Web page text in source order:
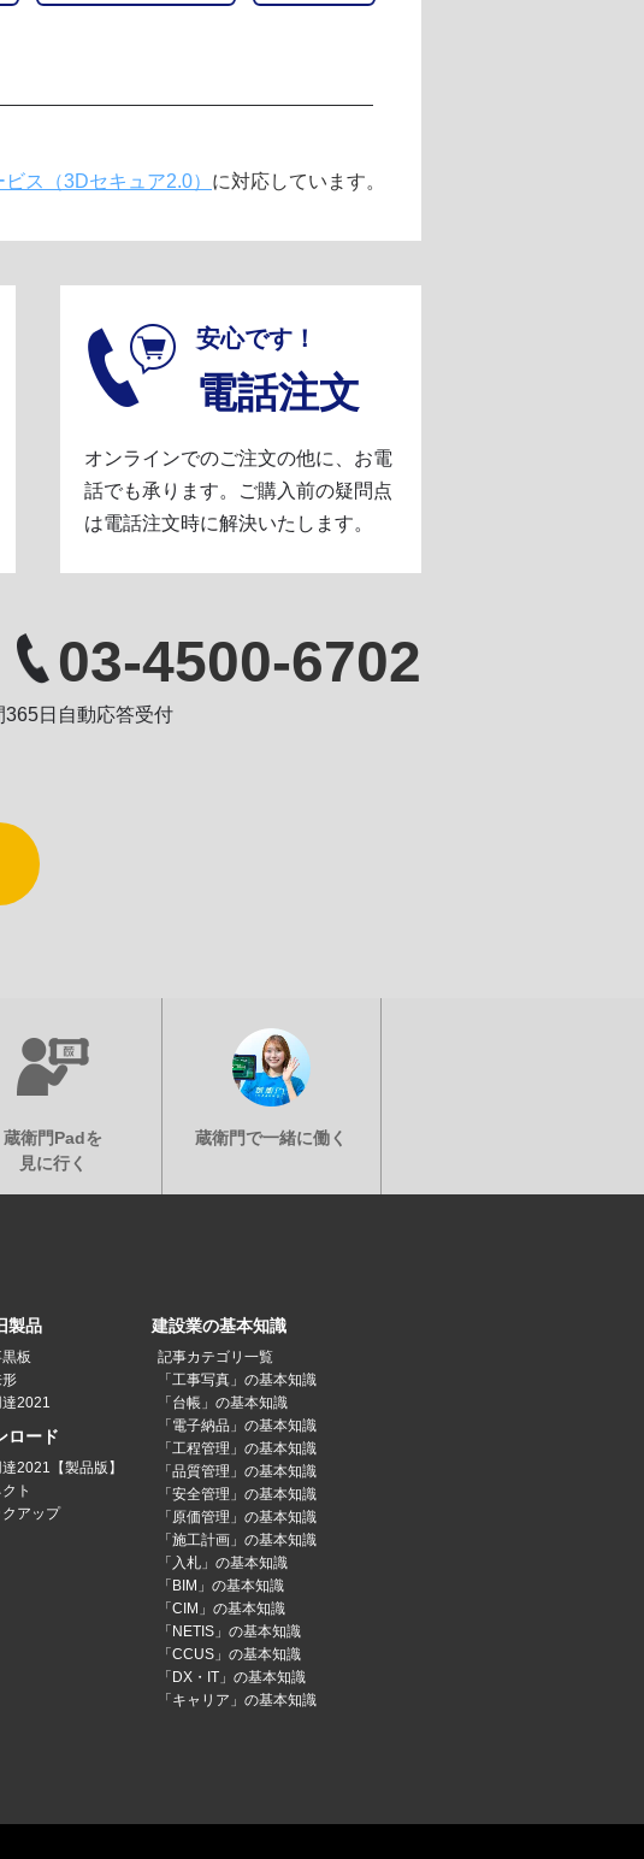
ス（3Dセキュア2.0） に対応しています。
安心です！
電話注文
オンラインでのご注文の他に、お電
話でも承ります。ご購入前の疑問点
は電話注文時に解決いたします。
03-4500-6702
365日自動応答受付
蔵衛門Padを
見に行く
製品
板
2021
ロード
2021【製品版】
ト
アップ
建設業の基本知識
記事カテゴリ一覧
「工事写真」の基本知識
「台帳」の基本知識
「電子納品」の基本知識
「工程管理」の基本知識
「品質管理」の基本知識
「安全管理」の基本知識
「原価管理」の基本知識
「施工計画」の基本知識
「入札」の基本知識
「BIM」の基本知識
「CIM」の基本知識
「NETIS」の基本知識
「CCUS」の基本知識
「DX・IT」の基本知識
「キャリア」の基本知識